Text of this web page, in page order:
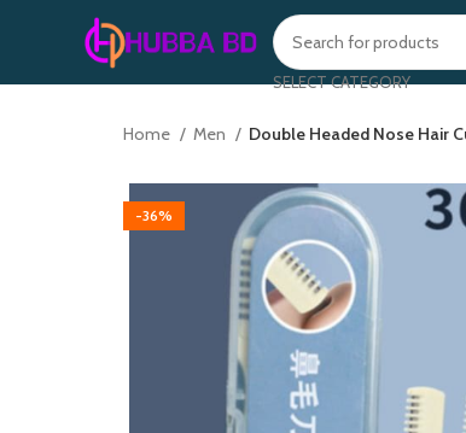
SELECT CATEGORY
Home Men Double Headed Nose Hair
-36%